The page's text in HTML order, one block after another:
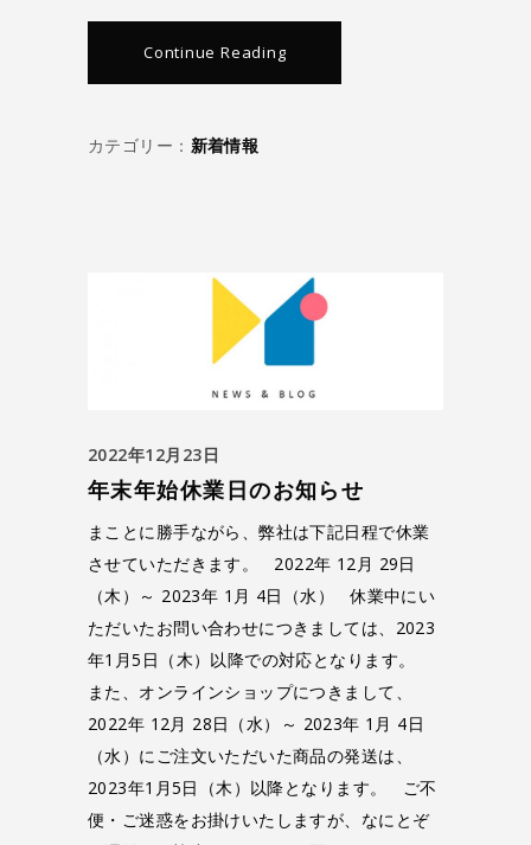
Continue Reading
カテゴリー： 新着情報
2022年12月23日
年末年始休業日のお知らせ
まことに勝手ながら、弊社は下記日程で休業
させていただきます。 2022年 12月 29日
（木）～ 2023年 1月 4日（水） 休業中にい
ただいたお問い合わせにつきましては、2023
年1月5日（木）以降での対応となります。
また、オンラインショップにつきまして、
2022年 12月 28日（水）～ 2023年 1月 4日
（水）にご注文いただいた商品の発送は、
2023年1月5日（木）以降となります。 ご不
便・ご迷惑をお掛けいたしますが、なにとぞ